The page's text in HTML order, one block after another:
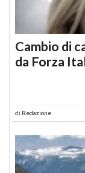
Cambio di
da Forza
di Redazione